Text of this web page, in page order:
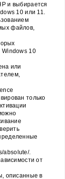
и выбирается
10 или 11.
файлов,
Windows 10
или
только
absolute/.
от
описанные в